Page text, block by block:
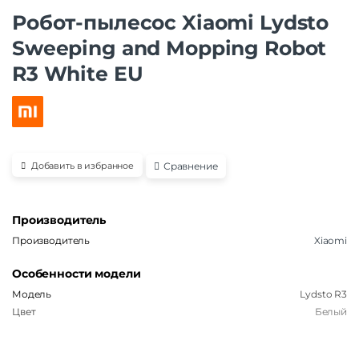
Робот-пылесос Xiaomi Lydsto
Sweeping and Mopping Robot
R3 White EU
Добавить в избранное Сравнение
Производитель
Производитель Xiaomi
Особенности модели
Модель
Lydsto R3
Цвет
Белый